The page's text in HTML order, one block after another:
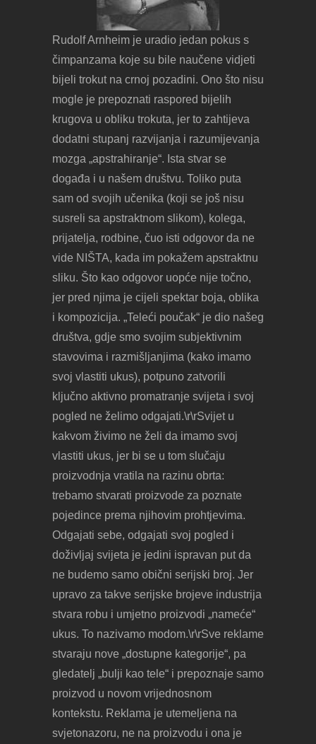
Rudolf Arnheim je uradio jedan pokus s
čimpanzama koje su bile naučene vidjeti
bijeli trokut na crnoj pozadini. Ono što nisu
mogle je prepoznati raspored bijelih
krugova u obliku trokuta, jer to zahtijeva
dodatni stupanj razvijanja i razumijevanja
mozga „apstrahiranje“. Ista stvar se
događa i u našem društvu. Toliko puta
sam od svojih učenika (koji se još nisu
susreli sa apstraktnom slikom), kolega,
prijatelja, rodbine, čuo isti odgovor da ne
vide NIŠTA, kada im pokažem apstraktnu
sliku. Što kao odgovor uopće nije točno,
jer pred njima je cijeli spektar boja, oblika
i kompozicija. „Teleći poučak“ je dio našeg
društva, gdje smo svojim subjektivnim
stavovima i razmišljanjima (kako imamo
svoj vlastiti ukus), potpuno zatvorili
ključno aktivno promatranje svijeta i svoj
pogled ne želimo odgajati.\r\rSvijet u
kakvom živimo ne želi da imamo svoj
vlastiti ukus, jer bi se u tom slučaju
proizvodnja vratila na razinu obrta:
trebamo stvarati proizvode za poznate
pojedince prema njihovim prohtjevima.
Odgajati sebe, odgajati svoj pogled i
doživljaj svijeta je jedini ispravan put da
ne budemo samo obični serijski broj. Jer
upravo za takve serijske brojeve industrija
stvara robu i umjetno proizvodi „nameće“
ukus. To nazivamo modom.\r\rSve reklame
stvaraju nove „dostupne kategorije“, pa
gledatelj „bulji kao tele“ i prepoznaje samo
proizvod u novom vrijednosnom
kontekstu. Reklama je utemeljena na
svjetonazoru, ne na proizvodu i ona je